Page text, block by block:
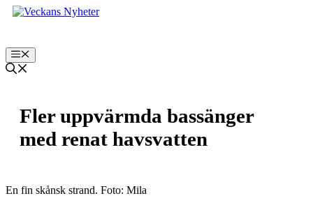
Hoppa
Meny
Fler uppvärmda bassänger
med renat havsvatten
En fin skånsk strand. Foto: Mila